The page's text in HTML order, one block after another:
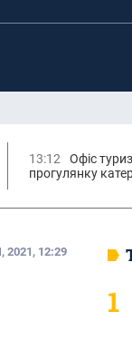
13:12
Офіс
прогулянку
2021, 12:29